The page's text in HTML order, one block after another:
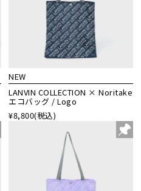
NEW
LANVIN COLLECTION × Noritake
エコバッグ / Logo
¥8,800(税込)